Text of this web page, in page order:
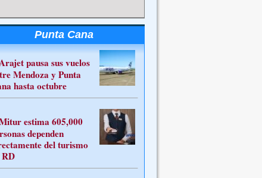
Punta Cana
pausa sus vuelos
Mendoza y Punta
hasta octubre
estima 605,000
dependen
del turismo